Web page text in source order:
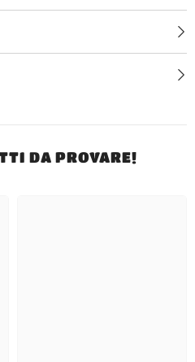
DA PROVARE!